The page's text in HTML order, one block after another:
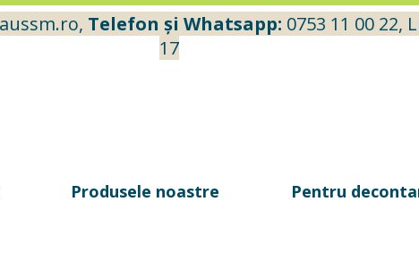
, Telefon și Whatsapp: 0753 11 00 22,
17
Produsele noastre Pentru